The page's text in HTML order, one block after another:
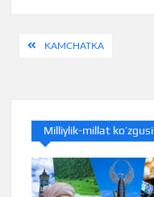
PostKAMCHATKA
Milliylik-millat ko’zgusi